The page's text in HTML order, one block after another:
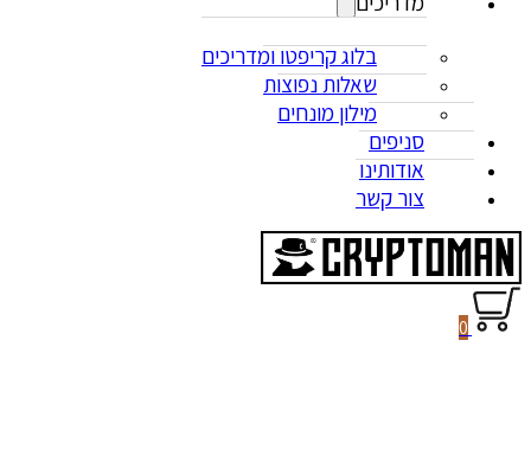
0
בלוג קריפטו ומדריכים
שאלות נפוצות
מילון מונחים
סניפים
אודותינו
צור קשר